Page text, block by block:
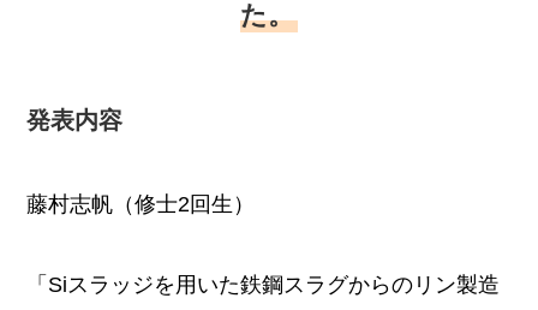
た。
発表内容
藤村志帆（修士2 回生）
「 Siスラッジを用いた鉄鋼スラグからのリン製造